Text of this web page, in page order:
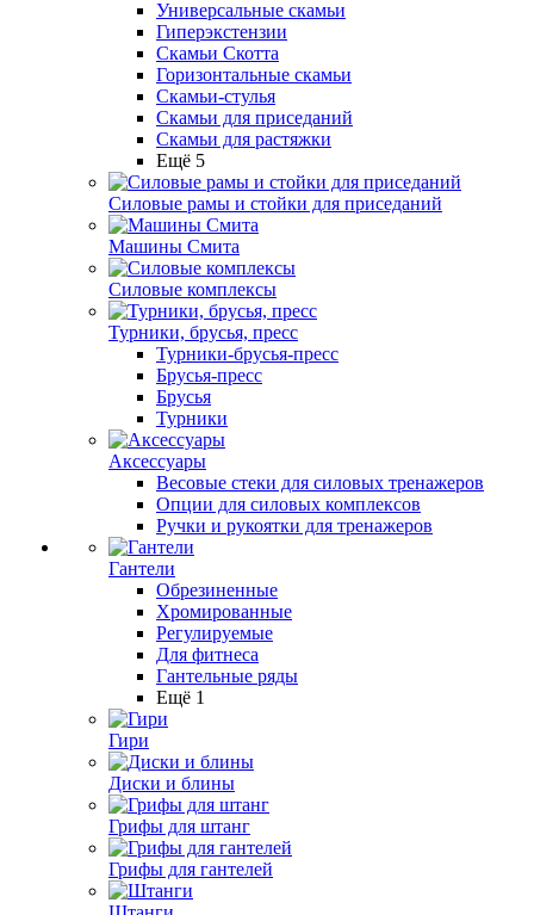
Универсальные скамьи
Гиперэкстензии
Скамьи Скотта
Горизонтальные скамьи
Скамьи-стулья
Скамьи для приседаний
Скамьи для растяжки
Ещё 5
Силовые рамы и стойки для приседаний
Машины Смита
Силовые комплексы
Турники, брусья, пресс
Турники-брусья-пресс
Брусья-пресс
Брусья
Турники
Аксессуары
Весовые стеки для силовых тренажеров
Опции для силовых комплексов
Ручки и рукоятки для тренажеров
Гантели
Обрезиненные
Хромированные
Регулируемые
Для фитнеса
Гантельные ряды
Ещё 1
Гири
Диски и блины
Грифы для штанг
Грифы для гантелей